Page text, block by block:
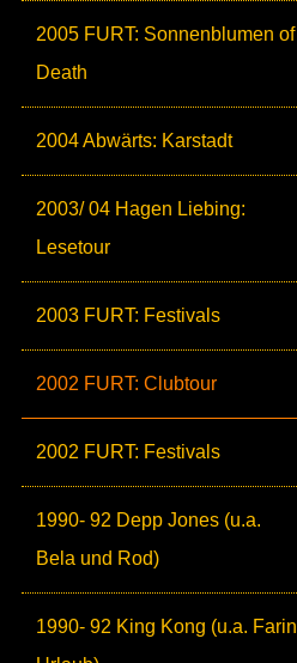
2005 FURT: Sonnenblumen of
Death
2004 Abwärts: Karstadt
2003/ 04 Hagen Liebing:
Lesetour
2003 FURT: Festivals
2002 FURT: Clubtour
2002 FURT: Festivals
1990- 92 Depp Jones (u.a.
Bela und Rod)
1990- 92 King Kong (u.a. Farin